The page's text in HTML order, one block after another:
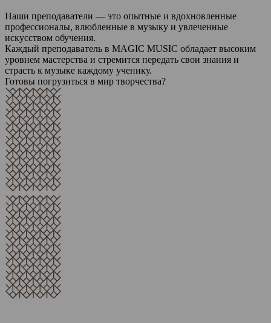
Наши преподаватели — это опытные и вдохновленные
профессионалы, влюбленные в музыку и увлеченные
искусством обучения.
Каждый преподаватель в MAGIC MUSIC обладает высоким
уровнем мастерства и стремится передать свои знания и
страсть к музыке каждому ученику.
Готовы погрузиться в мир творчества?